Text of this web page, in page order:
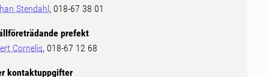
Stendahl , 018-67 38 01
prefekt
Cornelis, 018-67 12 68
kontaktuppgifter